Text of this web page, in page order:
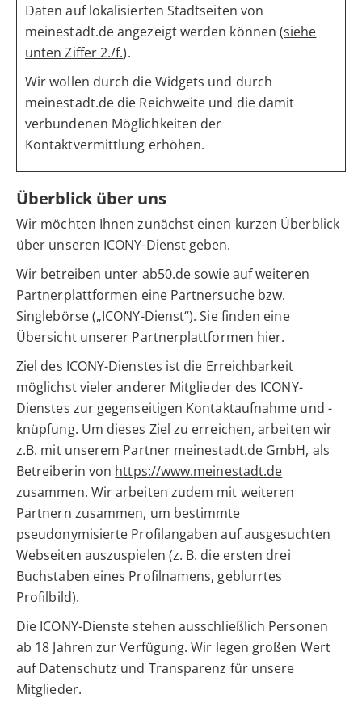
Daten auf lokalisierten Stadtseiten von
meinestadt.de angezeigt werden können (siehe
unten Ziffer 2./f.).
Wir wollen durch die Widgets und durch
meinestadt.de die Reichweite und die damit
verbundenen Möglichkeiten der
Kontaktvermittlung erhöhen.
Überblick über uns
Wir möchten Ihnen zunächst einen kurzen Überblick
über unseren ICONY-Dienst geben.
Wir betreiben unter ab50.de sowie auf weiteren
Partnerplattformen eine Partnersuche bzw.
Singlebörse („ICONY-Dienst“). Sie finden eine
Übersicht unserer Partnerplattformen hier.
Ziel des ICONY-Dienstes ist die Erreichbarkeit
möglichst vieler anderer Mitglieder des ICONY-
Dienstes zur gegenseitigen Kontaktaufnahme und -
knüpfung. Um dieses Ziel zu erreichen, arbeiten wir
z.B. mit unserem Partner meinestadt.de GmbH, als
Betreiberin von https://www.meinestadt.de
zusammen. Wir arbeiten zudem mit weiteren
Partnern zusammen, um bestimmte
pseudonymisierte Profilangaben auf ausgesuchten
Webseiten auszuspielen (z. B. die ersten drei
Buchstaben eines Profilnamens, geblurrtes
Profilbild).
Die ICONY-Dienste stehen ausschließlich Personen
ab 18 Jahren zur Verfügung. Wir legen großen Wert
auf Datenschutz und Transparenz für unsere
Mitglieder.